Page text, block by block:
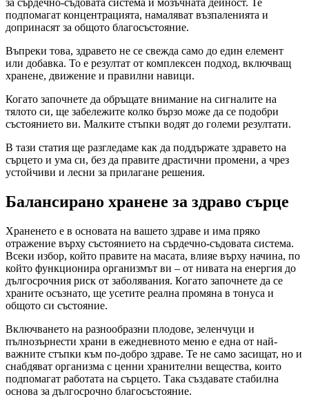
за сърдечно-съдовата система и мозъчната дейност. Те
подпомагат концентрацията, намаляват възпаленията и
допринасят за общото благосъстояние.
Въпреки това, здравето не се свежда само до един елемент
или добавка. То е резултат от комплексен подход, включващ
хранене, движение и правилни навици.
Когато започнете да обръщате внимание на сигналите на
тялото си, ще забележите колко бързо може да се подобри
състоянието ви. Малките стъпки водят до големи резултати.
В тази статия ще разгледаме как да поддържате здравето на
сърцето и ума си, без да правите драстични промени, а чрез
устойчиви и лесни за прилагане решения.
Балансирано хранене за здраво сърце
Храненето е в основата на вашето здраве и има пряко
отражение върху състоянието на сърдечно-съдовата система.
Всеки избор, който правите на масата, влияе върху начина, по
който функционира организмът ви – от нивата на енергия до
дългосрочния риск от заболявания. Когато започнете да се
храните осъзнато, ще усетите реална промяна в тонуса и
общото си състояние.
Включването на разнообразни плодове, зеленчуци и
пълнозърнести храни в ежедневното меню е една от най-
важните стъпки към по-добро здраве. Те не само засищат, но и
снабдяват организма с ценни хранителни вещества, които
подпомагат работата на сърцето. Така създавате стабилна
основа за дългосрочно благосъстояние.